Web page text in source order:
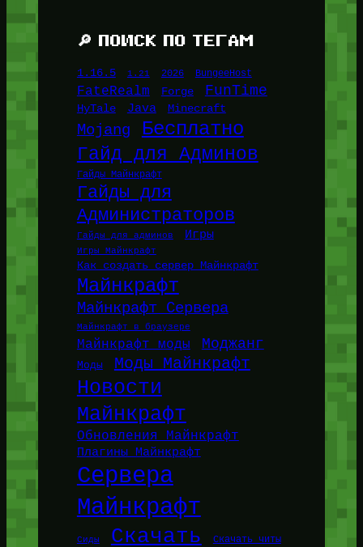
🔎 ПОИСК ПО ТЕГАМ
1.16.5 1.21 2026 BungeeHost
FateRealm Forge FunTime
HyTale Java Minecraft
Mojang Бесплатно
Гайд для Админов
Гайды Майнкрафт
Гайды для
Администраторов
Гайды для админов Игры
Игры Майнкрафт
Как создать сервер Майнкрафт
Майнкрафт
Майнкрафт Сервера
Майнкрафт в браузере
Майнкрафт моды Моджанг
Моды Моды Майнкрафт
Новости
Майнкрафт
Обновления Майнкрафт
Плагины Майнкрафт
Сервера
Майнкрафт
Сиды Скачать Скачать читы